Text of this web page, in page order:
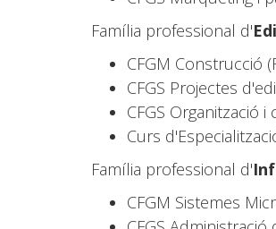
Família professional d'
CFGM Construcció
CFGS Projectes
CFGS Organització
Curs
Família professional d'
CFGM Sistemes